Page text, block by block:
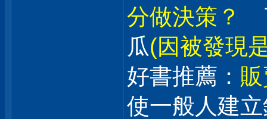
分做決策？
瓜(因被發現
好書推薦：
使一般人建